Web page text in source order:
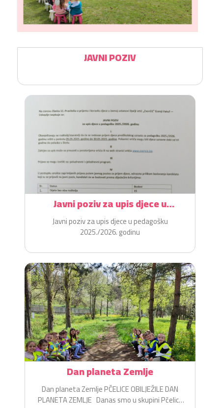
JAVNI POZIV
Javni poziv za upis djece u
pedagošku 2025./2026. godinu
Javni poziv za upis djece u pedagošku
2025./2026. godinu
Dan planeta Zemlje
Dan planeta Zemlje PČELICE OBILJEŽILE DAN
PLANETA ZEMLJE Danas smo u skupini Pčelice